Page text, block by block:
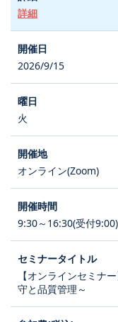
詳細
2026/9/15
火
オンライン(Zoom)
9:30～16:30(受付9:00)
【オンラインセミナ
守と品質管理～